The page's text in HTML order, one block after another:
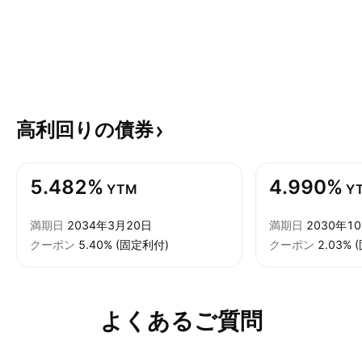
高利回りの債券
5.482% YTM
満期日 2034年3月20日
クーポン 5.40% (固定利付)
4.990%
満期日 2030年
クーポン 2.03% (
よくあるご質問